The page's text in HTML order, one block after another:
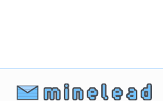
h************@amnesty.org.uk